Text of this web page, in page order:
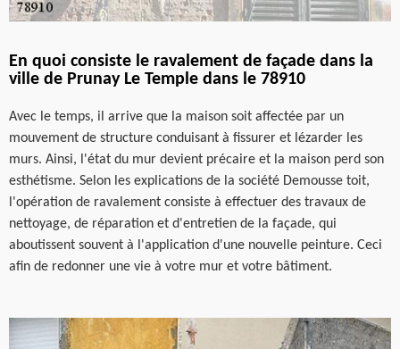
En quoi consiste le ravalement de façade dans la
ville de Prunay Le Temple dans le 78910
Avec le temps, il arrive que la maison soit affectée par un
mouvement de structure conduisant à fissurer et lézarder les
murs. Ainsi, l'état du mur devient précaire et la maison perd son
esthétisme. Selon les explications de la société Demousse toit,
l'opération de ravalement consiste à effectuer des travaux de
nettoyage, de réparation et d'entretien de la façade, qui
aboutissent souvent à l'application d'une nouvelle peinture. Ceci
afin de redonner une vie à votre mur et votre bâtiment.